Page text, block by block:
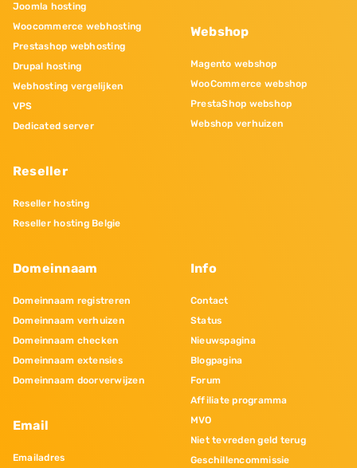
Joomla hosting
Woocommerce webhosting
Prestashop webhosting
Drupal hosting
Webhosting vergelijken
VPS
Dedicated server
Reseller
Reseller hosting
Reseller hosting Belgie
Webshop
Magento webshop
WooCommerce webshop
PrestaShop webshop
Webshop verhuizen
Domeinnaam
Domeinnaam registreren
Domeinnaam verhuizen
Domeinnaam checken
Domeinnaam extensies
Domeinnaam doorverwijzen
Email
Emailadres
Info
Contact
Status
Nieuwspagina
Blogpagina
Forum
Affiliate programma
MVO
Niet tevreden geld terug
Geschillencommissie